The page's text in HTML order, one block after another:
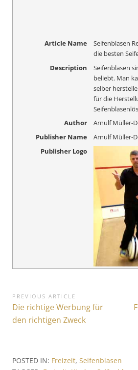
Article Name
Seifenblasen
die besten
Description
Seifenblasen
beliebt. Man
selber
für die
Author
Arnulf Müller-
Publisher Name
Arnulf Müller-
Publisher Logo
B
e
r
PREVIOUS ARTICLE
P
r
o
Die richtige Werbung für
den richtigen Zweck
POSTED IN: Freizeit, Seifenblasen